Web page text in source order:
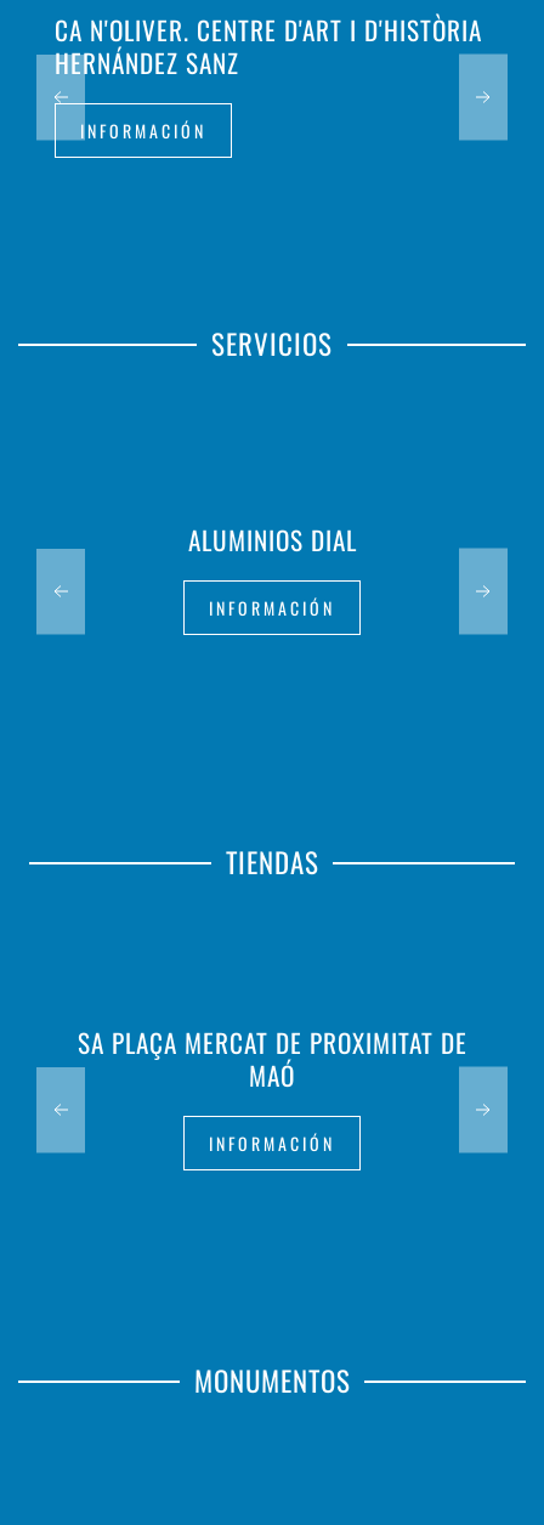
CA N'OLIVER. CENTRE D'ART I D'HISTÒRIA
HERNÁNDEZ SANZ
INFORMACIÓN
SERVICIOS
ALUMINIOS DIAL
INFORMACIÓN
TIENDAS
SA PLAÇA MERCAT DE PROXIMITAT DE
MAÓ
INFORMACIÓN
MONUMENTOS